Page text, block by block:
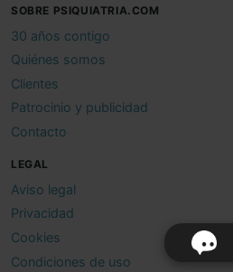
SOBRE PSIQUIATRIA.COM
30 años contigo
Quiénes somos
Clientes
Patrocinio y publicidad
Contacto
LEGAL
Aviso legal
Privacidad
Cookies
Condiciones de uso